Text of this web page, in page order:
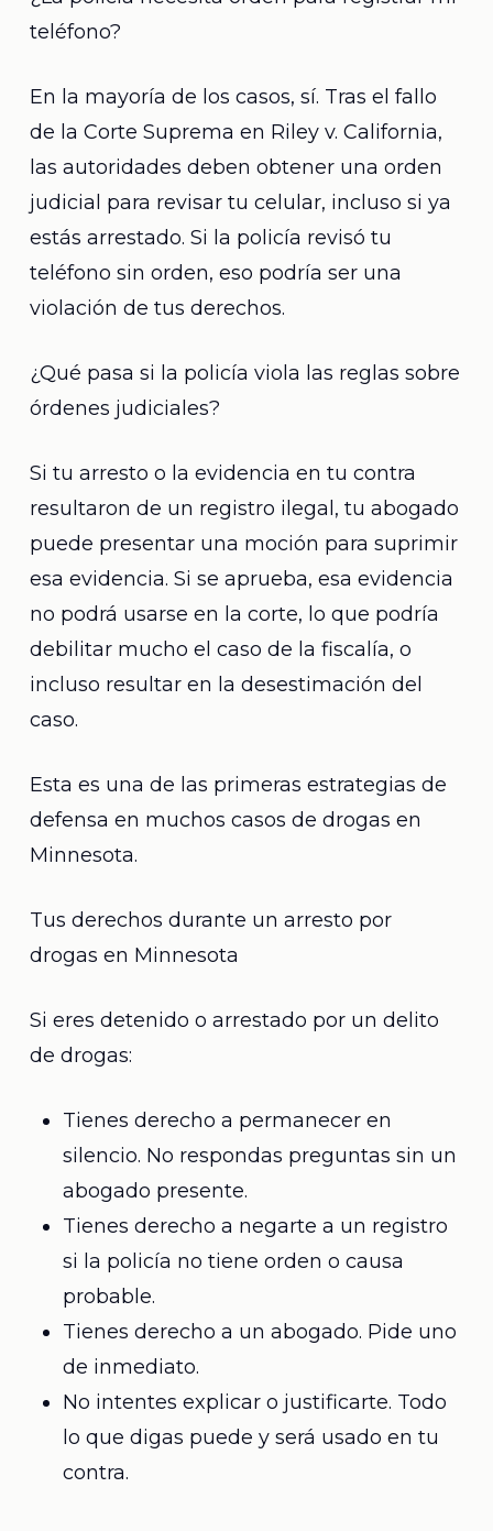
teléfono?
En la mayoría de los casos, sí. Tras el fallo
de la Corte Suprema en Riley v. California,
las autoridades deben obtener una orden
judicial para revisar tu celular, incluso si ya
estás arrestado. Si la policía revisó tu
teléfono sin orden, eso podría ser una
violación de tus derechos.
¿Qué pasa si la policía viola las reglas sobre
órdenes judiciales?
Si tu arresto o la evidencia en tu contra
resultaron de un registro ilegal, tu abogado
puede presentar una moción para suprimir
esa evidencia. Si se aprueba, esa evidencia
no podrá usarse en la corte, lo que podría
debilitar mucho el caso de la fiscalía, o
incluso resultar en la desestimación del
caso.
Esta es una de las primeras estrategias de
defensa en muchos casos de drogas en
Minnesota.
Tus derechos durante un arresto por
drogas en Minnesota
Si eres detenido o arrestado por un delito
de drogas:
Tienes derecho a permanecer en
silencio. No respondas preguntas sin un
abogado presente.
Tienes derecho a negarte a un registro
si la policía no tiene orden o causa
probable.
Tienes derecho a un abogado. Pide uno
de inmediato.
No intentes explicar o justificarte. Todo
lo que digas puede y será usado en tu
contra.